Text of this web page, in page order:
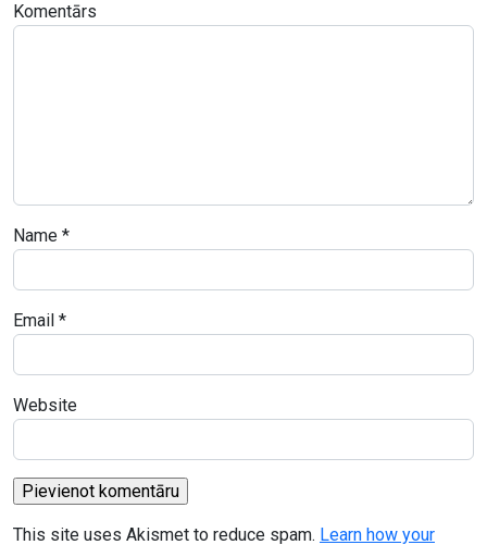
Komentārs
Name *
Email *
Website
This site uses Akismet to reduce spam. Learn how your